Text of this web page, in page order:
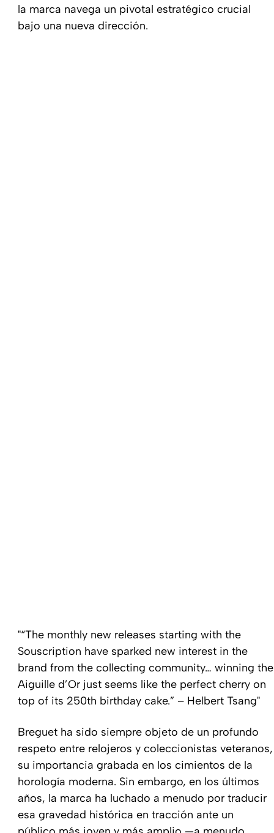
la marca navega un pivotal estratégico crucial
bajo una nueva dirección.
“The monthly new releases starting with the
Souscription have sparked new interest in the
brand from the collecting community… winning the
Aiguille d’Or just seems like the perfect cherry on
top of its 250th birthday cake.” – Helbert Tsang
Breguet ha sido siempre objeto de un profundo
respeto entre relojeros y coleccionistas veteranos,
su importancia grabada en los cimientos de la
horología moderna. Sin embargo, en los últimos
años, la marca ha luchado a menudo por traducir
esa gravedad histórica en tracción ante un